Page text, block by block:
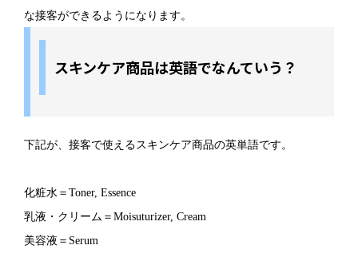
な接客ができるようになります。
スキンケア商品は英語でなんていう？
下記が、接客で使えるスキンケア商品の英単語です。
化粧水＝Toner, Essence
乳液・クリーム＝Moisuturizer, Cream
美容液＝Serum